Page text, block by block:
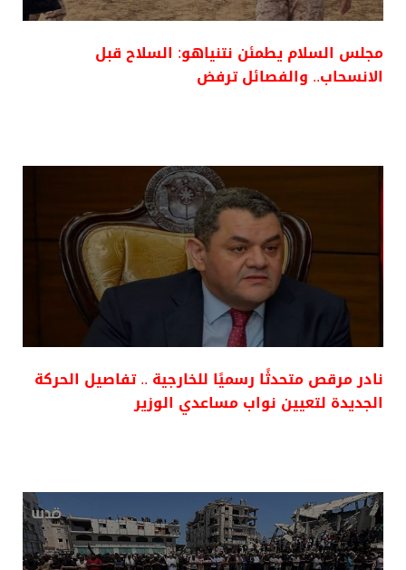
مجلس السلام يطمئن نتنياهو: السلاح قبل
الانسحاب.. والفصائل ترفض
نادر مرقص متحدثًا رسميًا للخارجية .. تفاصيل الحركة
الجديدة لتعيين نواب مساعدي الوزير